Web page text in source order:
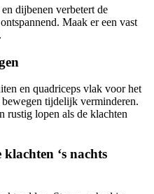
dijbenen verbetert de
Maak er een vast
en quadriceps vlak voor het
tijdelijk verminderen.
rustig lopen als de klachten
klachten ‘s nachts